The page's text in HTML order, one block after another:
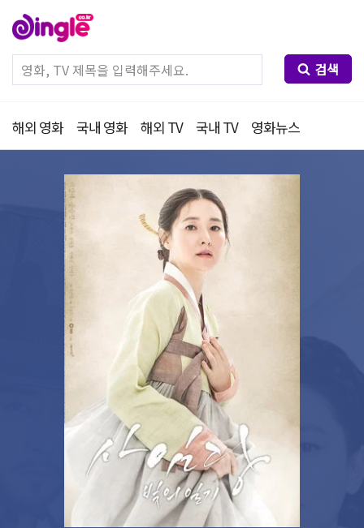
검색
해외 영화 국내 영화 해외 TV 국내 TV 영화뉴스